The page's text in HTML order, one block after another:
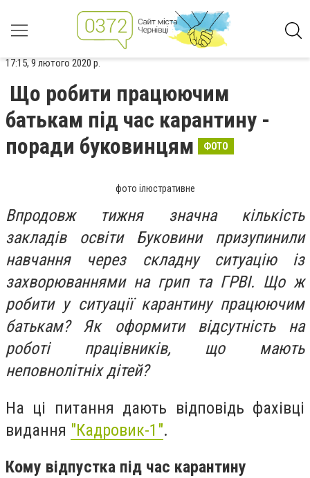
17:15, 9 лютого 2020 р.
Що робити працюючим
батькам під час карантину -
поради буковинцям
ФОТО
фото ілюстративне
Впродовж тижня значна кількість
закладів освіти Буковини призупинили
навчання через складну ситуацію із
захворюваннями на грип та ГРВІ. Що ж
робити у ситуації карантину працюючим
батькам? Як оформити відсутність на
роботі працівників, що мають
неповнолітніх дітей?
На ці питання дають відповідь фахівці
видання "Кадровик-1".
Кому відпустка під час карантину